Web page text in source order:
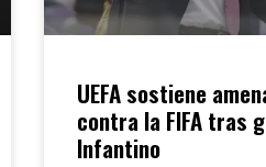
UEFA sostiene
contra la FIFA tras
Infantino